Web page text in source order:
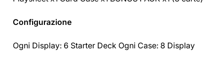
Configurazione
Ogni Display: 6 Starter Deck Ogni Case: 8 Display